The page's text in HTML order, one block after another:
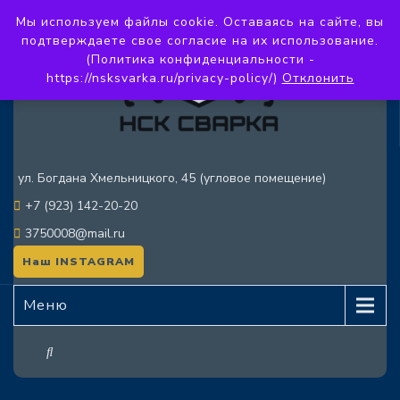
ул. Богдана Хмельницкого, 45 (угловое помещение)
+7 (923) 142-20-20
3750008@mail.ru
Наш INSTAGRAM
Меню
Мы используем файлы cookie. Оставаясь на сайте, вы
подтверждаете свое согласие на их использование.
(Политика конфиденциальности -
https://nsksvarka.ru/privacy-policy/) Отклонить